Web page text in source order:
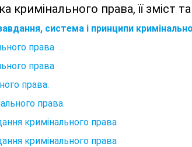
кримінального права, її зміст
система і принципи
права
права
права.
права.
кримінального права
кримінального права